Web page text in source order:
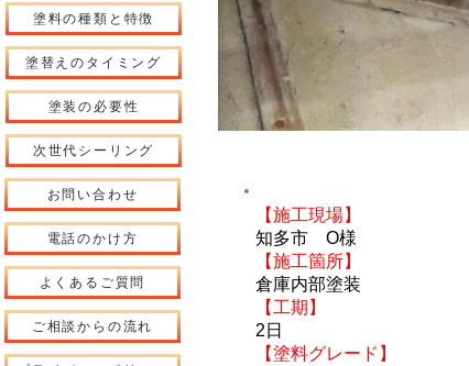
【施工現場】
知多市 O様
【施工箇所】
倉庫内部塗装​​
【工期】
2日
【塗料グレード】
塗料の種類と特徴
塗替えのタイミング
塗装の必要性
次世代シーリング
お問い合わせ
電話のかけ方
よくあるご質問
ご相談からの流れ